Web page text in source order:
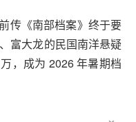
传《南部档案》终于要
富大龙的民国南洋悬疑
，成为 2026 年暑期档